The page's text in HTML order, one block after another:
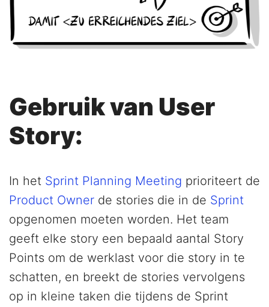
Gebruik van User
Story:
In het Sprint Planning Meeting prioriteert de
Product Owner de stories die in de Sprint
opgenomen moeten worden. Het team
geeft elke story een bepaald aantal Story
Points om de werklast voor die story in te
schatten, en breekt de stories vervolgens
op in kleine taken die tijdens de Sprint